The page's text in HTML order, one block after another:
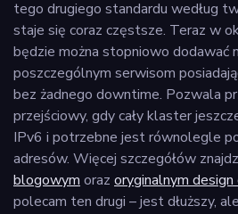
tego drugiego standardu według
staje się coraz częstsze. Teraz w
będzie można stopniowo dodawać
poszczególnym serwisom
bez żadnego downtime. Pozwala
przejściowy, gdy cały klaster
IPv6 i potrzebne jest równolegle
adresów. Więcej szczegółów
blogowym oraz oryginalnym design
polecam ten drugi – jest dłuższy,